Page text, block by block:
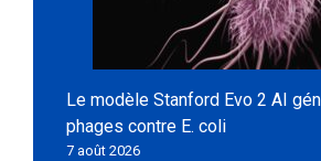
Le modèle Stanford Evo 2 AI
phages contre E. coli
7 août 2026